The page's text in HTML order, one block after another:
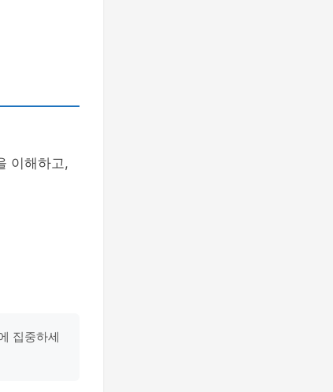
이해하고,
집중하세